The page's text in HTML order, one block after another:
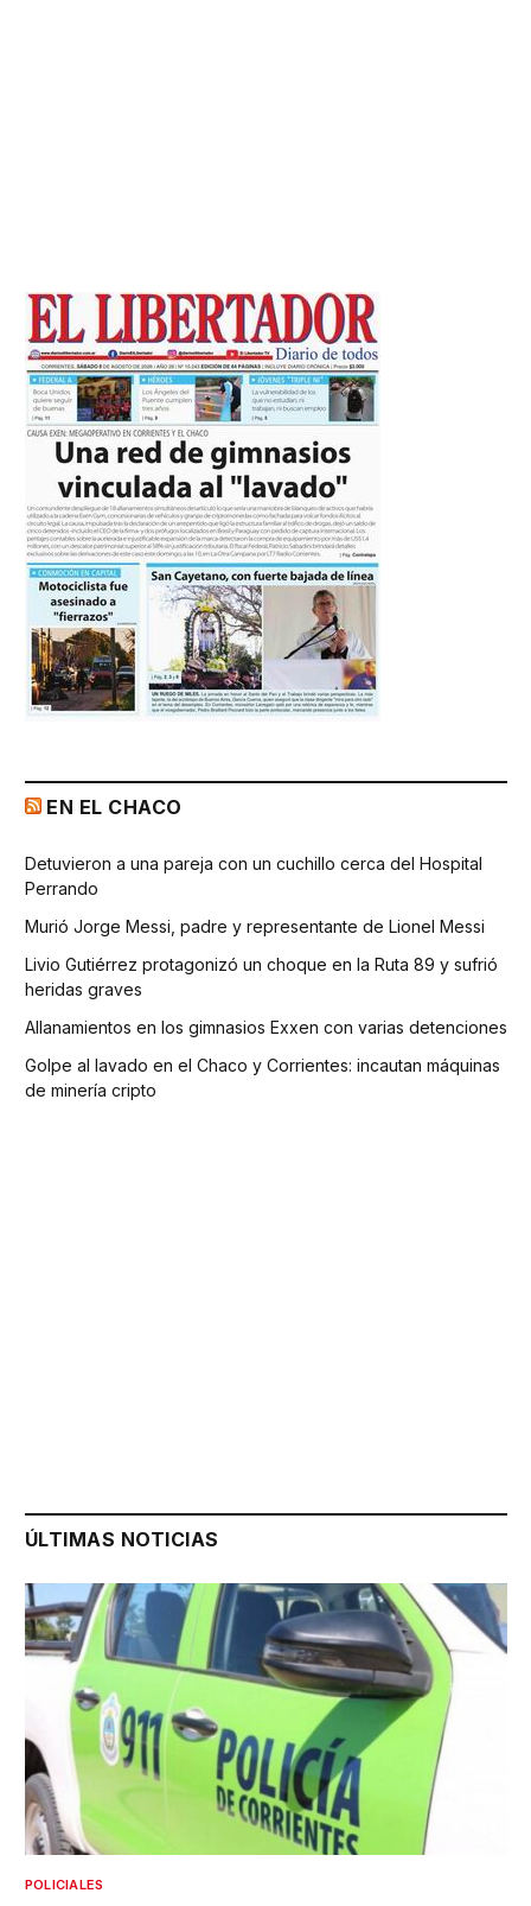
EN EL CHACO
Detuvieron a una pareja con un cuchillo cerca del Hospital
Perrando
Murió Jorge Messi, padre y representante de Lionel Messi
Livio Gutiérrez protagonizó un choque en la Ruta 89 y sufrió
heridas graves
Allanamientos en los gimnasios Exxen con varias detenciones
Golpe al lavado en el Chaco y Corrientes: incautan máquinas
de minería cripto
ÚLTIMAS NOTICIAS
POLICIALES